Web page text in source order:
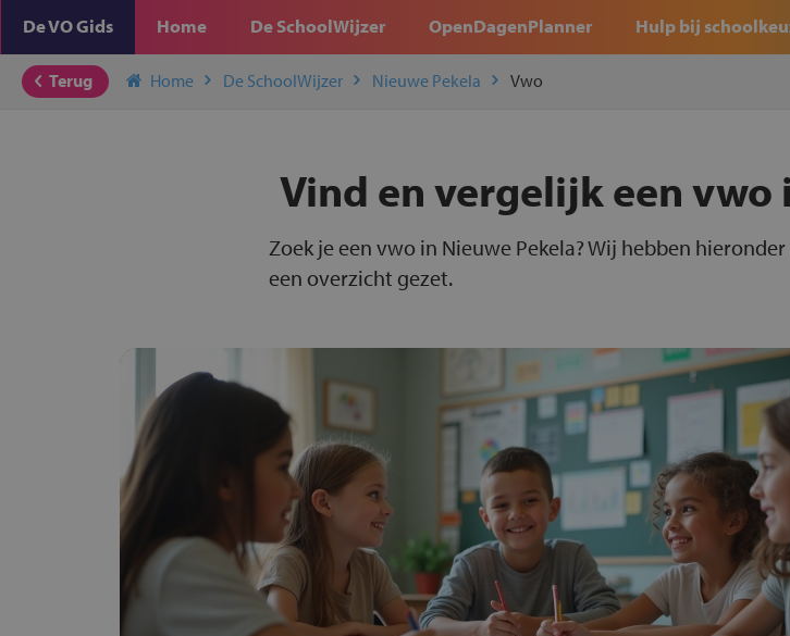
De VO Gids Home De SchoolWijzer OpenDagenPlanner Hulp bij
Terug Home De SchoolWijzer Nieuwe Pekela Vwo
Vind en vergelijk een vwo
Zoek je een vwo in Nieuwe Pekela? Wij hebben
een overzicht gezet.